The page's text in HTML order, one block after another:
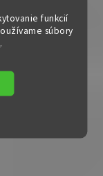
funkcií
súbory
.